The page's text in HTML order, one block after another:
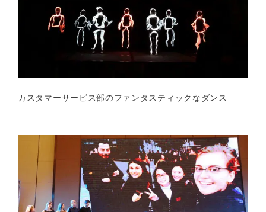
カスタマーサービス部のファンタスティックなダンス